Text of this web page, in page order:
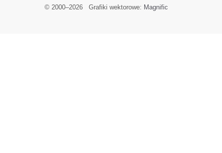
© 2000–2026Grafiki wektorowe: Magnific